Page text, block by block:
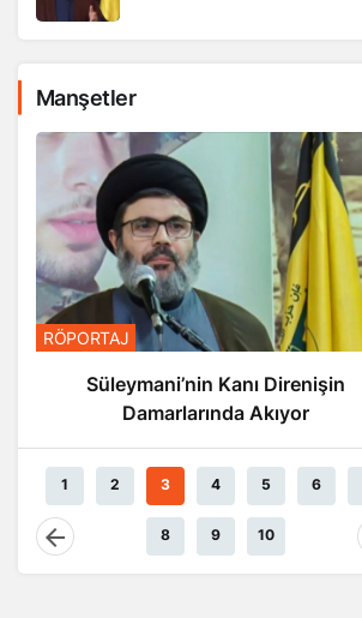
Manşetler
RÖPORTAJ
Süleymani’nin Kanı Direnişin
Damarlarında Akıyor
1 2 3 4 5 6
8 9 10